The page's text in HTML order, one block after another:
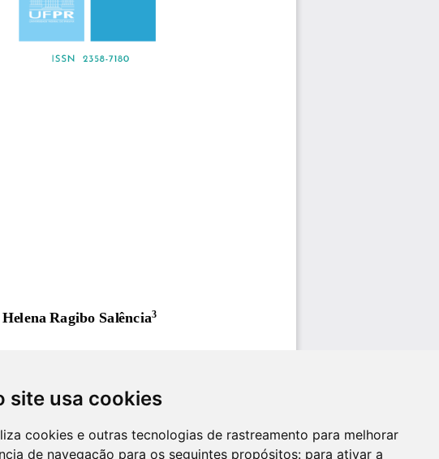
site usa cookies
cookies e outras tecnologias de rastreamento para melhorar
de navegação para os seguintes propósitos: para ativar a